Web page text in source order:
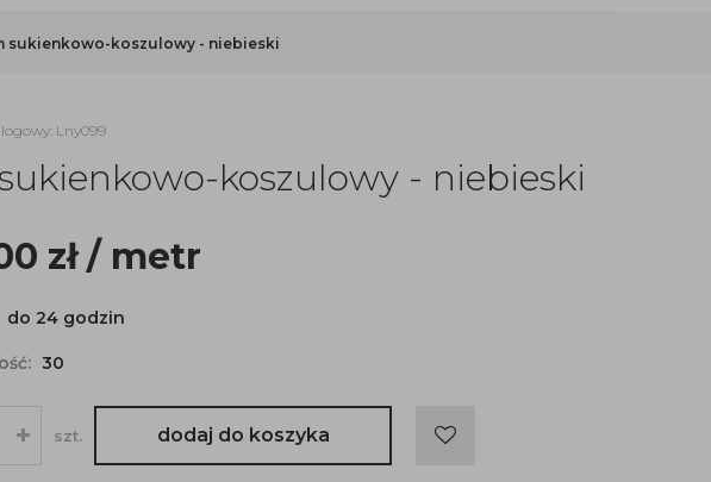
sukienkowo-koszulowy - niebieski
Lny099
koszulowy - niebieski
zł/ metr
do 24 godzin
30
szt. dodaj do koszyka